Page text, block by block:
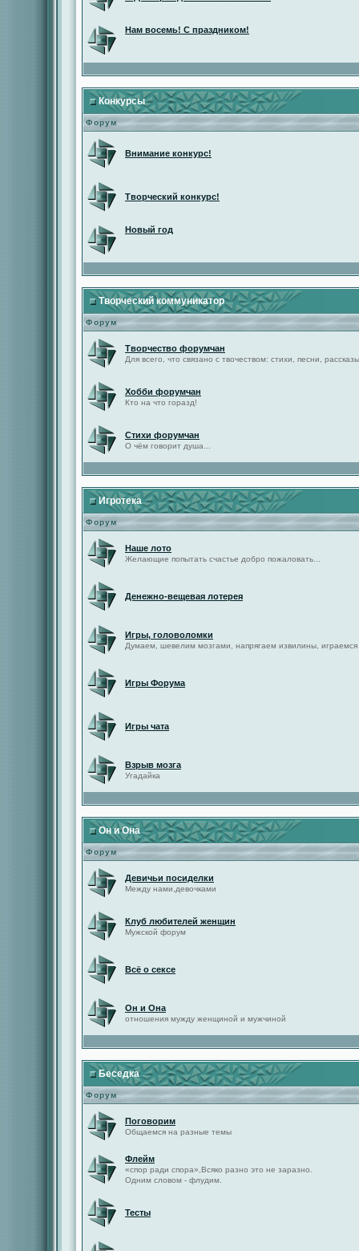
Нам восемь! С праздником!
Конкурсы
Форум
Внимание конкурс!
Творческий конкурс!
Новый год
Творческий коммуникатор
Форум
Творчество форумчан
Для всего, что связано с твочеством: стихи, песни,
Хобби форумчан
Кто на что горазд!
Стихи форумчан
О чём говорит душа...
Игротека
Форум
Наше лото
Желающие попытать счастье добро пожаловать...
Денежно-вещевая лотерея
Игры, головоломки
Думаем, шевелим мозгами, напрягаем извилины,
Игры Форума
Игры чата
Взрыв мозга
Угадайка
Он и Она
Форум
Девичьи посиделки
Между нами,девочками
Клуб любителей женщин
Мужской форум
Всё о сексе
Он и Она
отношения мужду женщиной и мужчиной
Беседка
Форум
Поговорим
Общаемся на разные темы
Флейм
«спор ради спора»,Всяко разно это не заразно.
Одним словом - флудим.
Тесты